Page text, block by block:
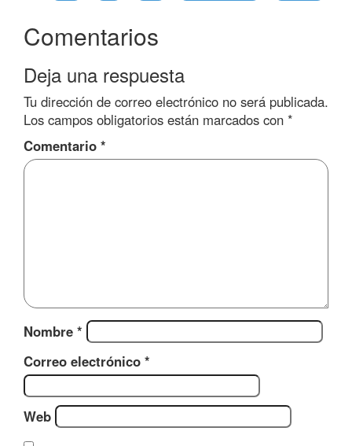
Comentarios
Deja una respuesta
Tu dirección de correo electrónico no será publicada.
Los campos obligatorios están marcados con *
Comentario *
Nombre *
Correo electrónico *
Web